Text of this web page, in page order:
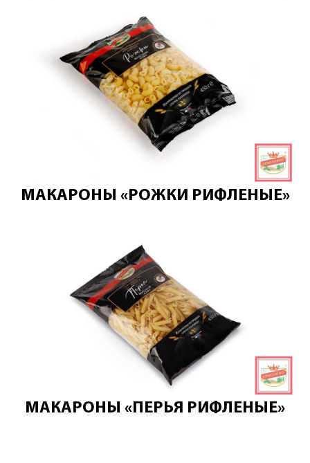
МАКАРОНЫ «РОЖКИ РИФЛЕНЫЕ»
МАКАРОНЫ «ПЕРЬЯ РИФЛЕНЫЕ»